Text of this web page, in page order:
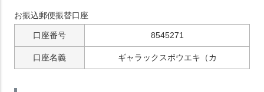
お振込郵便振替口座
口座番号 8545271
口座名義 ギャラックスボウエキ（カ